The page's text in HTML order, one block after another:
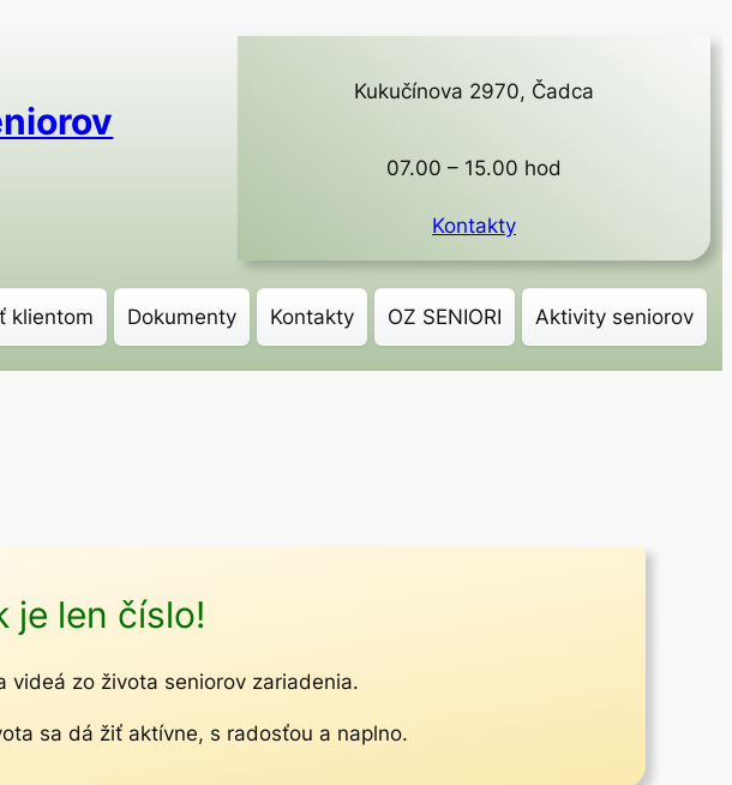
Kukučínova 2970, Čadca
07.00 – 15.00 hod
Kontakty
klientom Dokumenty Kontakty OZ SENIORI Aktivity seniorov
je len číslo!
videá zo života seniorov zariadenia.
sa dá žiť aktívne, s radosťou a naplno.